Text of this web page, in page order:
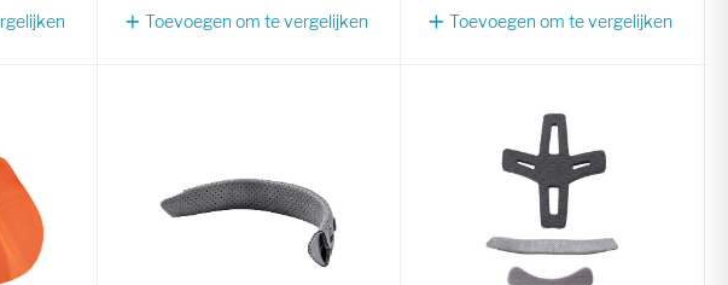
Toevoegen om te vergelijken Toevoegen om te vergelijken